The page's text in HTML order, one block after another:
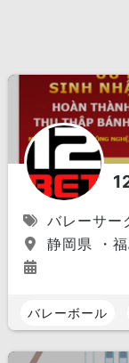
バレーサー
静岡県 ・
バレーボール